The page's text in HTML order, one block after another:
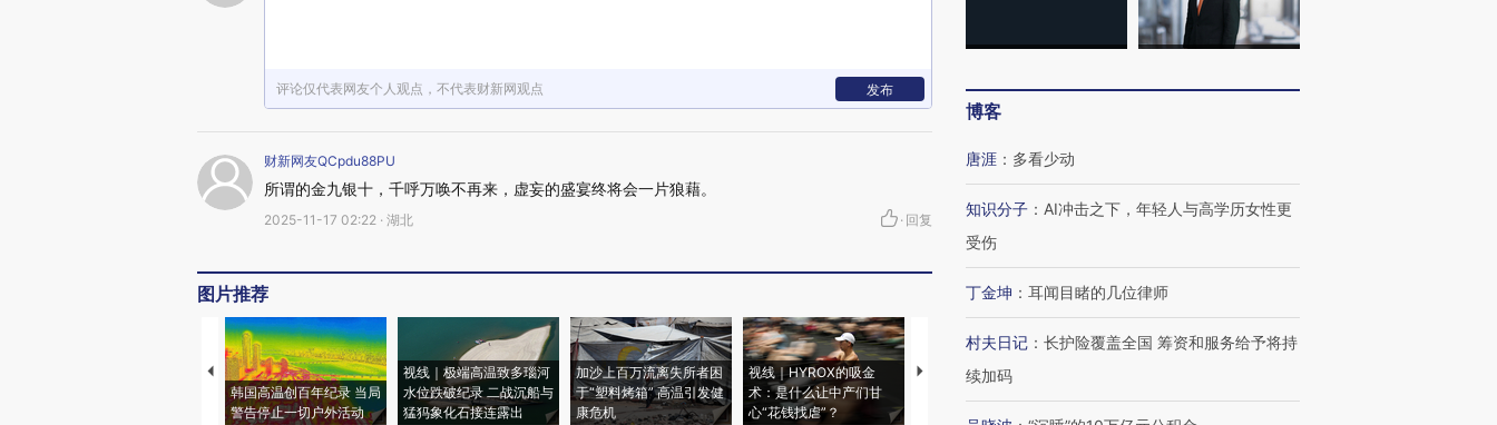
评论仅代表网友个人观点，不代表财新网观点 发布
财新网友QCpdu88PU
所谓的金九银十，千呼万唤不再来，虚妄的盛宴终将会一片狼藉。
2025-11-17 02:22 · 湖北 · 回复
图片推荐
韩国高温创百年纪录 当局
警告停止一切户外活动
视线｜极端高温致多瑙河
水位跌破纪录 二战沉船与
猛犸象化石接连露出
加沙上百万流离失所者困
于“塑料烤箱” 高温引发健
康危机
视线｜HYROX的吸金
术：是什么让中产们甘
心“花钱找虐”？
马航飞行员跨国走私7万
博客
唐涯 ： 多看少动
知识分子 ： AI冲击之下，年轻人与高学历女性更
受伤
丁金坤 ： 耳闻目睹的几位律师
村夫日记 ： 长护险覆盖全国 筹资和服务给予将持
续加码